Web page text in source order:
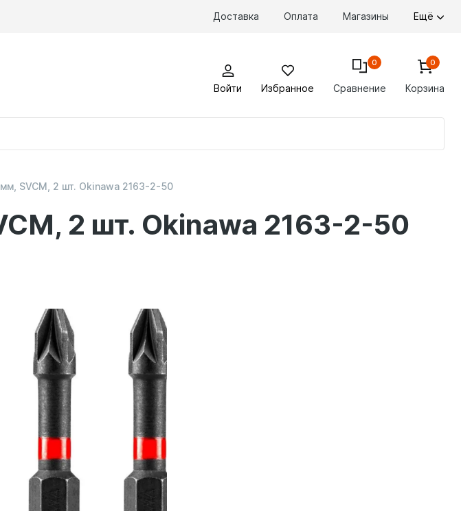
Доставка Оплата Магазины Ещё
Войти Избранное Сравнение
0
Корзина
0
2 шт. Okinawa 2163-2-50
SVCM, 2 шт. Okinawa 2163-2-50